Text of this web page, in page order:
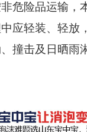
危险品运输，
应轻装、轻放
撞击及日晒雨